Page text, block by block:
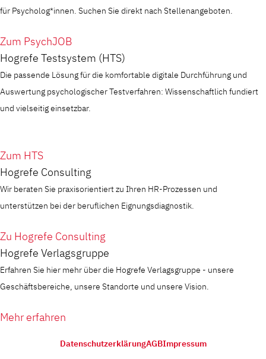
für Psycholog*innen. Suchen Sie direkt nach Stellenangeboten.
Zum PsychJOB
Hogrefe Testsystem (HTS)
Die passende Lösung für die komfortable digitale Durchführung und
Auswertung psychologischer Testverfahren: Wissenschaftlich fundiert
und vielseitig einsetzbar.
Zum HTS
Hogrefe Consulting
Wir beraten Sie praxisorientiert zu Ihren HR-Prozessen und
unterstützen bei der beruflichen Eignungsdiagnostik.
Zu Hogrefe Consulting
Hogrefe Verlagsgruppe
Erfahren Sie hier mehr über die Hogrefe Verlagsgruppe - unsere
Geschäftsbereiche, unsere Standorte und unsere Vision.
Mehr erfahren
DatenschutzerklärungAGBImpressum